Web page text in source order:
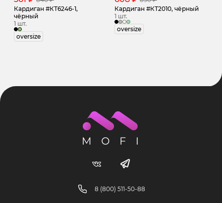
Кардиган #КТ6246-1,
чёрный
1 шт.
oversize
Кардиган #КТ2010, чёрный
1 шт.
oversize
8 (800) 511-50-88